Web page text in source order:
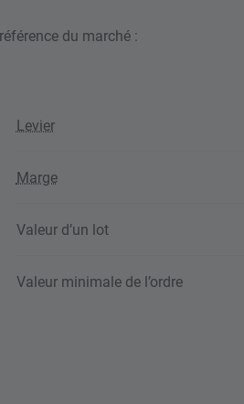
du marché :
Levier
Marge
Valeur d’un lot
Valeur minimale de l’ordre